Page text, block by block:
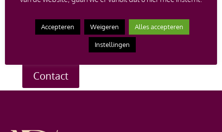
juweel.Heb je een vraag over een bepaald sieraad, of
wil je een afspraak maken om te komen passen? Neem
dan contact met me op en ik help je graag verder.
Contact
Accepteren Weigeren Alles accepteren
Instellingen